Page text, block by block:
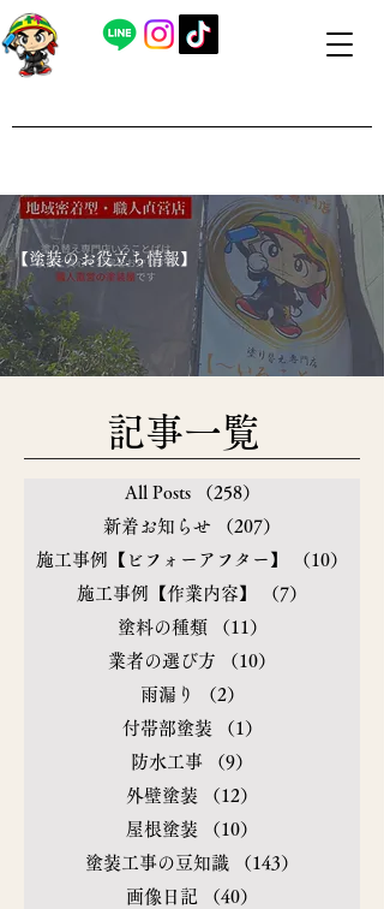
​【塗装のお役立ち情報】
​記事一覧
All Posts （258）
新着お知らせ
（207）
施工事例【ビフォーアフター】
（10）
施工事例【作業内容】
（7）
塗料の種類
（11）
業者の選び方
（10）
雨漏り
（2）
付帯部塗装
（1）
防水工事
（9）
外壁塗装
（12）
屋根塗装
（10）
塗装工事の豆知識
（143）
画像日記
（40）